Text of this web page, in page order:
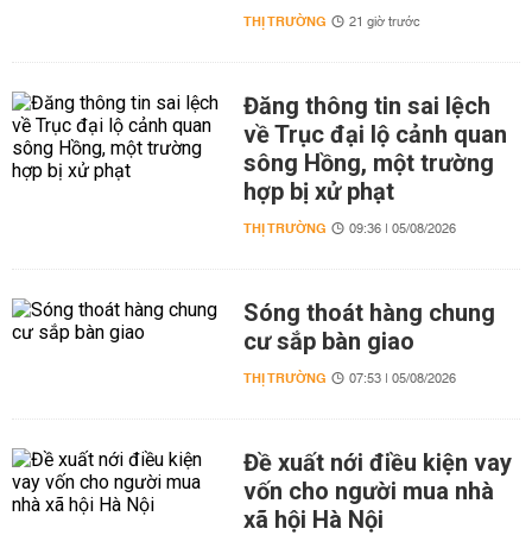
THỊ TRƯỜNG 21 giờ trước
Đăng thông tin sai lệch
về Trục đại lộ cảnh quan
sông Hồng, một trường
hợp bị xử phạt
THỊ TRƯỜNG 09:36 | 05/08/2026
Sóng thoát hàng chung
cư sắp bàn giao
THỊ TRƯỜNG 07:53 | 05/08/2026
Đề xuất nới điều kiện vay
vốn cho người mua nhà
xã hội Hà Nội